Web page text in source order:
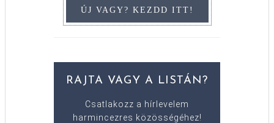
RAJTA VAGY A LISTÁN?
Csatlakozz a hírlevelem
harmincezres közösségéhez!